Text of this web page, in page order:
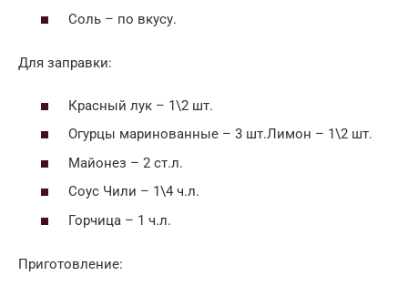
Соль – по вкусу.
Для заправки:
Красный лук – 1\2 шт.
Огурцы маринованные – 3 шт.Лимон – 1\2 шт.
Майонез – 2 ст.л.
Соус Чили – 1\4 ч.л.
Горчица – 1 ч.л.
Приготовление: